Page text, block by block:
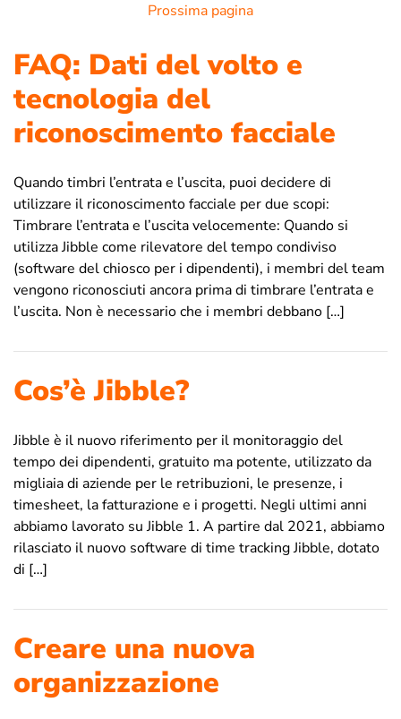
Prossima pagina
FAQ: Dati del volto e
tecnologia del
riconoscimento facciale
Quando timbri l’entrata e l’uscita, puoi decidere di
utilizzare il riconoscimento facciale per due scopi:
Timbrare l’entrata e l’uscita velocemente: Quando si
utilizza Jibble come rilevatore del tempo condiviso
(software del chiosco per i dipendenti), i membri del team
vengono riconosciuti ancora prima di timbrare l’entrata e
l’uscita. Non è necessario che i membri debbano […]
Cos’è Jibble?
Jibble è il nuovo riferimento per il monitoraggio del
tempo dei dipendenti, gratuito ma potente, utilizzato da
migliaia di aziende per le retribuzioni, le presenze, i
timesheet, la fatturazione e i progetti. Negli ultimi anni
abbiamo lavorato su Jibble 1. A partire dal 2021, abbiamo
rilasciato il nuovo software di time tracking Jibble, dotato
di […]
Creare una nuova
organizzazione